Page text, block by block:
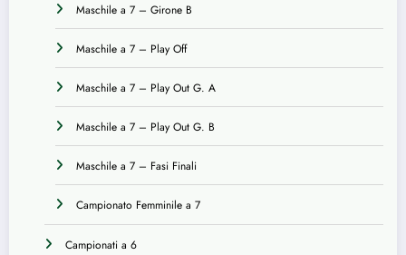
Maschile a 7 – Girone B
Maschile a 7 – Play Off
Maschile a 7 – Play Out G. A
Maschile a 7 – Play Out G. B
Maschile a 7 – Fasi Finali
Campionato Femminile a 7
Campionati a 6